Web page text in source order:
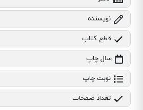
نویسنده
قطع کتاب
سال چاپ
نوبت چاپ
تعداد صفحات